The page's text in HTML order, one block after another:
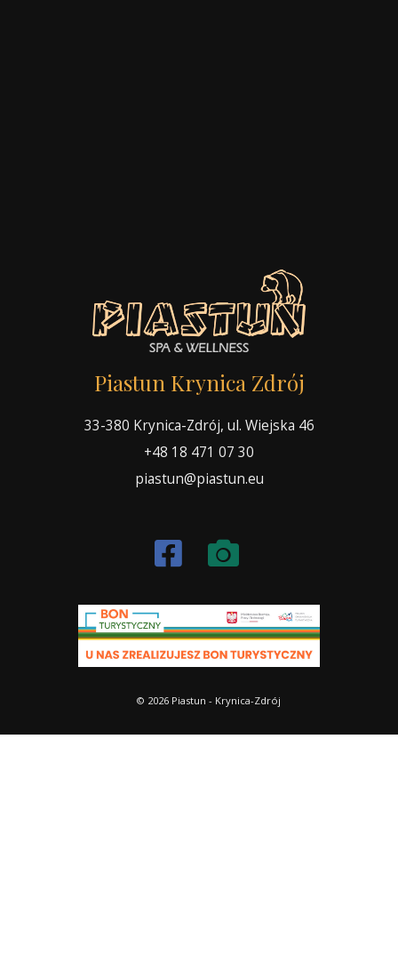
Piastun Krynica Zdrój
33-380 Krynica-Zdrój, ul. Wiejska 46
+48 18 471 07 30
piastun@piastun.eu
© 2026 Piastun - Krynica-Zdrój